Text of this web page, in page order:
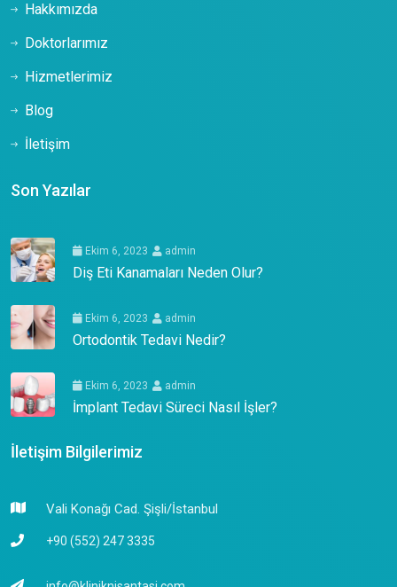
Hakkımızda
Doktorlarımız
Hizmetlerimiz
Blog
İletişim
Son Yazılar
Ekim 6, 2023 admin
Diş Eti Kanamaları Neden Olur?
Ekim 6, 2023 admin
Ortodontik Tedavi Nedir?
Ekim 6, 2023 admin
İmplant Tedavi Süreci Nasıl İşler?
İletişim Bilgilerimiz
Vali Konağı Cad. Şişli/İstanbul
+90 (552) 247 3335